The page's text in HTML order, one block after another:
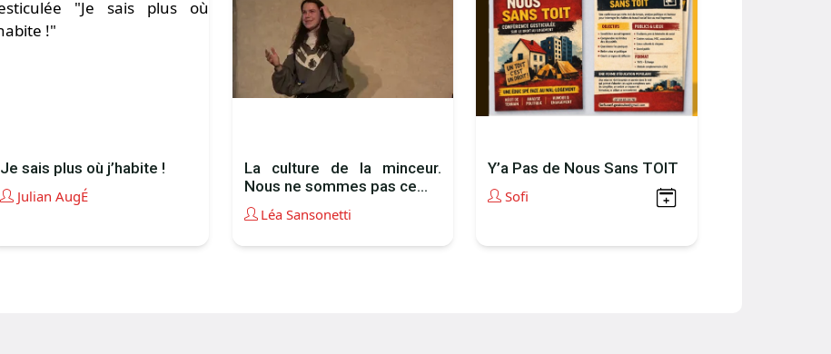
Je sais plus où j’habite !
Julian AugÉ
La culture de la minceur.
Nous ne sommes pas ce...
Léa Sansonetti
Y’a Pas de Nous Sans TOIT
Sofi